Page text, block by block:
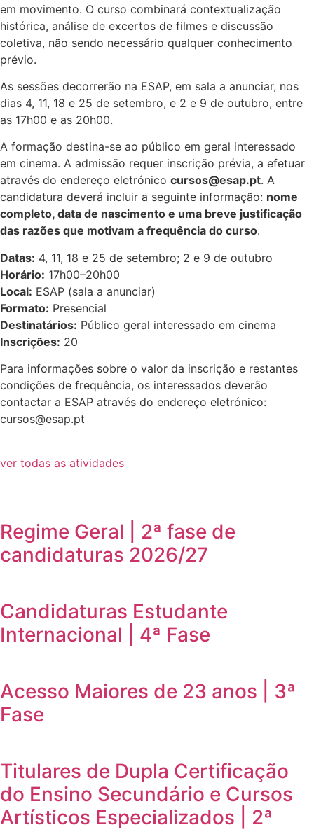
em movimento. O curso combinará contextualização
histórica, análise de excertos de filmes e discussão
coletiva, não sendo necessário qualquer conhecimento
prévio.
As sessões decorrerão na ESAP, em sala a anunciar, nos
dias 4, 11, 18 e 25 de setembro, e 2 e 9 de outubro, entre
as 17h00 e as 20h00.
A formação destina-se ao público em geral interessado
em cinema. A admissão requer inscrição prévia, a efetuar
através do endereço eletrónico cursos@esap.pt. A
candidatura deverá incluir a seguinte informação: nome
completo, data de nascimento e uma breve justificação
das razões que motivam a frequência do curso.
Datas: 4, 11, 18 e 25 de setembro; 2 e 9 de outubro
Horário: 17h00–20h00
Local: ESAP (sala a anunciar)
Formato: Presencial
Destinatários: Público geral interessado em cinema
Inscrições: 20
Para informações sobre o valor da inscrição e restantes
condições de frequência, os interessados deverão
contactar a ESAP através do endereço eletrónico:
cursos@esap.pt
ver todas as atividades
Regime Geral | 2ª fase de
candidaturas 2026/27
Candidaturas Estudante
Internacional | 4ª Fase
Acesso Maiores de 23 anos | 3ª
Fase
Titulares de Dupla Certificação
do Ensino Secundário e Cursos
Artísticos Especializados | 2ª